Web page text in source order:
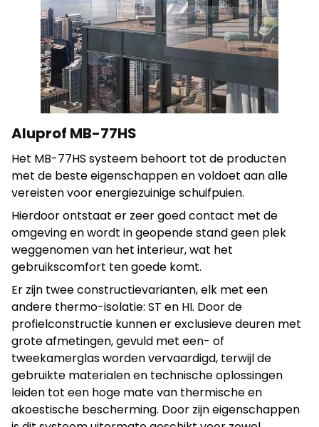
Statistieken
Statistische cookies helpen website-eigenaren te
begrijpen hoe verschillende gebruikers zich op de site
gedragen door anonieme informatie te verzamelen en te
rapporteren.
Alles weigeren
Mijn voorkeuren opslaan
Alles accepteren
Aluprof MB-77HS
Het MB-77HS systeem behoort tot de producten
met de beste eigenschappen en voldoet aan alle
vereisten voor energiezuinige schuifpuien.
Hierdoor ontstaat er zeer goed contact met de
omgeving en wordt in geopende stand geen plek
weggenomen van het interieur, wat het
gebruikscomfort ten goede komt.
Er zijn twee constructievarianten, elk met een
andere thermo-isolatie: ST en HI. Door de
profielconstructie kunnen er exclusieve deuren met
grote afmetingen, gevuld met een- of
tweekamerglas worden vervaardigd, terwijl de
gebruikte materialen en technische oplossingen
leiden tot een hoge mate van thermische en
akoestische bescherming. Door zijn eigenschappen